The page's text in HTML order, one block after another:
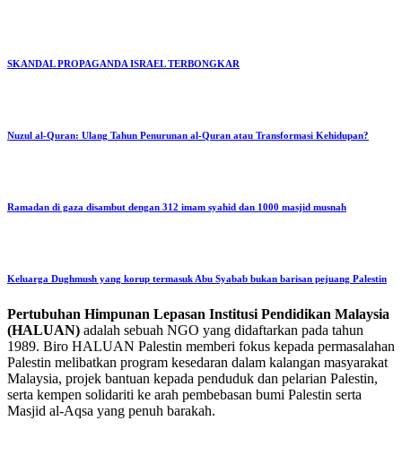
SKANDAL PROPAGANDA ISRAEL TERBONGKAR
Nuzul al-Quran: Ulang Tahun Penurunan al-Quran atau Transformasi Kehidupan?
Ramadan di gaza disambut dengan 312 imam syahid dan 1000 masjid musnah
Keluarga Dughmush yang korup termasuk Abu Syabab bukan barisan pejuang Palestin
Pertubuhan Himpunan Lepasan Institusi Pendidikan Malaysia
(HALUAN) adalah sebuah NGO yang didaftarkan pada tahun
1989. Biro HALUAN Palestin memberi fokus kepada permasalahan
Palestin melibatkan program kesedaran dalam kalangan masyarakat
Malaysia, projek bantuan kepada penduduk dan pelarian Palestin,
serta kempen solidariti ke arah pembebasan bumi Palestin serta
Masjid al-Aqsa yang penuh barakah.